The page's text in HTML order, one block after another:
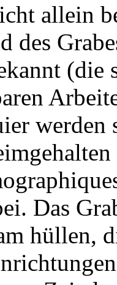
allein
des
(die
werden
Das
hüllen,